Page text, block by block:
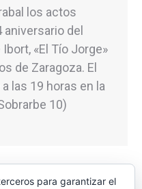
los actos
del
«El Tío Jorge»
de Zaragoza. El
las 19 horas en la
10)
para garantizar el